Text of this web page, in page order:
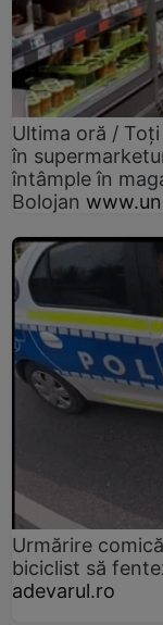
Ultima oră /
în
întâmple în
Bolojan
Urmărire
biciclist să
adevarul.ro